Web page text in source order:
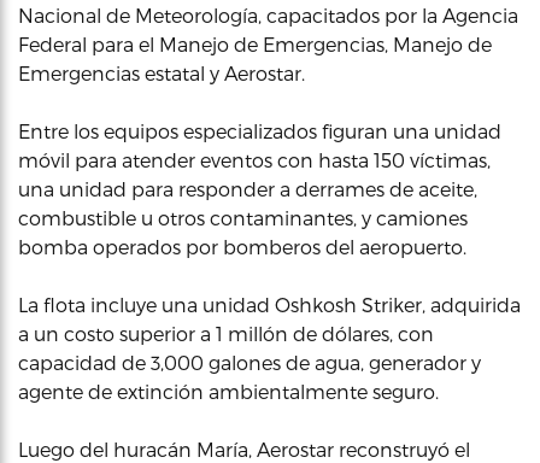
Nacional de Meteorología, capacitados por la Agencia
Federal para el Manejo de Emergencias, Manejo de
Emergencias estatal y Aerostar.
Entre los equipos especializados figuran una unidad
móvil para atender eventos con hasta 150 víctimas,
una unidad para responder a derrames de aceite,
combustible u otros contaminantes, y camiones
bomba operados por bomberos del aeropuerto.
La flota incluye una unidad Oshkosh Striker, adquirida
a un costo superior a 1 millón de dólares, con
capacidad de 3,000 galones de agua, generador y
agente de extinción ambientalmente seguro.
Luego del huracán María, Aerostar reconstruyó el